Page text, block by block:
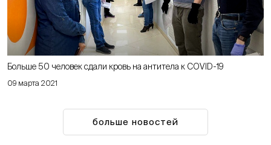
09 марта 2021
Больше 50 человек сдали кровь на антитела к COVID-19
больше новостей